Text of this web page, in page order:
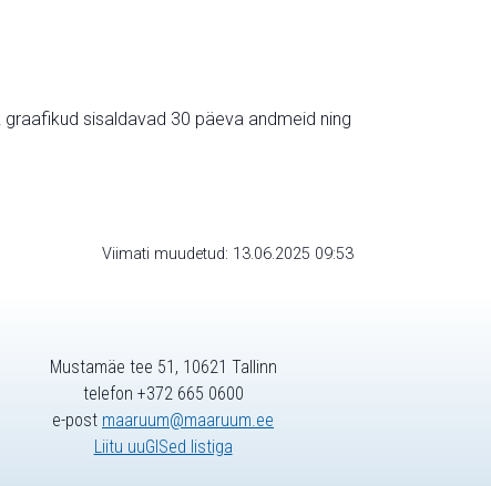
sisaldavad 30 päeva andmeid ning
Viimati muudetud: 13.06.2025 09:53
Mustamäe tee 51, 10621 Tallinn
telefon +372 665 0600
e-post maaruum@maaruum.ee
Liitu uuGISed listiga